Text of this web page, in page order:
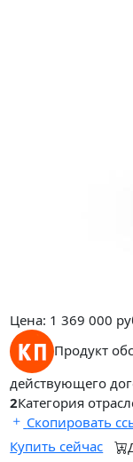
Цена: 1 369 000
Продукт
действующего
2Категория
Скопировать
Купить сейчас